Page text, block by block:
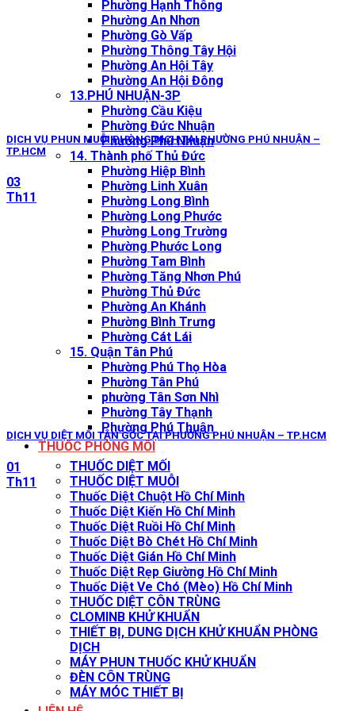
Phường Hạnh Thông
Phường An Nhơn
Phường Gò Vấp
Phường Thông Tây Hội
Phường An Hội Tây
Phường An Hội Đông
13.PHÚ NHUẬN-3P
Phường Cầu Kiệu
Phường Đức Nhuận
Phường Phú Nhuận
14. Thành phố Thủ Đức
Phường Hiệp Bình
Phường Linh Xuân
Phường Long Bình
Phường Long Phước
Phường Long Trường
Phường Phước Long
Phường Tam Bình
Phường Tăng Nhơn Phú
Phường Thủ Đức
Phường An Khánh
Phường Bình Trưng
Phường Cát Lái
15. Quận Tân Phú
Phường Phú Thọ Hòa
Phường Tân Phú
phường Tân Sơn Nhì
Phường Tây Thạnh
Phường Phú Thuận
THUỐC PHÒNG MỐI
THUỐC DIỆT MỐI
THUỐC DIỆT MUỖI
Thuốc Diệt Chuột Hồ Chí Minh
Thuốc Diệt Kiến Hồ Chí Minh
Thuốc Diệt Ruồi Hồ Chí Minh
Thuốc Diệt Bò Chét Hồ Chí Minh
Thuốc Diệt Gián Hồ Chí Minh
Thuốc Diệt Rẹp Giường Hồ Chí Minh
Thuốc Diệt Ve Chó (Mèo) Hồ Chí Minh
THUỐC DIỆT CÔN TRÙNG
CLOMINB KHỬ KHUẨN
THIẾT BỊ, DUNG DỊCH KHỬ KHUẨN PHÒNG
DỊCH
MÁY PHUN THUỐC KHỬ KHUẨN
ĐÈN CÔN TRÙNG
MÁY MÓC THIẾT BỊ
DỊCH VỤ PHUN MUỖI PHÒNG DỊCH TẠI PHƯỜNG PHÚ NHUẬN –
TP.HCM
03
Th11
DỊCH VỤ DIỆT MỐI TẬN GỐC TẠI PHƯỜNG PHÚ NHUẬN – TP.HCM
01
Th11